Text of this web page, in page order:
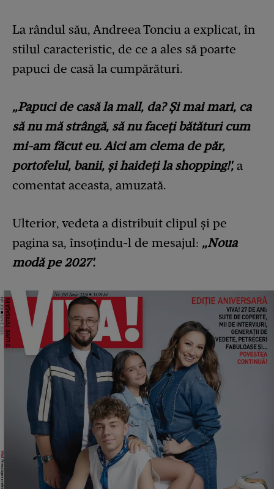
La rândul său, Andreea Tonciu a explicat, în
stilul caracteristic, de ce a ales să poarte
papuci de casă la cumpărături.
„Papuci de casă la mall, da? Și mai mari, ca
să nu mă strângă, să nu faceți bătături cum
mi-am făcut eu. Aici am clema de păr,
portofelul, banii, și haideți la shopping!', a
comentat aceasta, amuzată.
Ulterior, vedeta a distribuit clipul și pe
pagina sa, însoțindu-l de mesajul: „Noua
modă pe 2027'.